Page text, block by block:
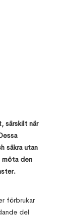
särskilt när
säkra utan
den
förbrukar
del